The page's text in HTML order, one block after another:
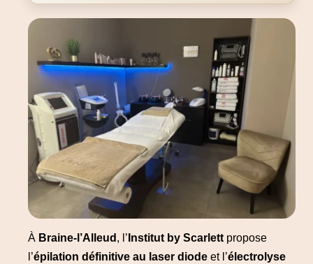
À Braine-l’Alleud , l’ Institut by Scarlett propose
l’épilation définitive au laser diode et l’électrolyse